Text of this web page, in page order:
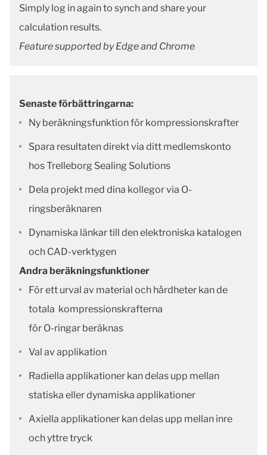
Simply log in again to synch and share your
calculation results.
Feature supported by Edge and Chrome
Senaste förbättringarna:
Ny beräkningsfunktion för kompressionskrafter
Spara resultaten direkt via ditt medlemskonto
hos Trelleborg Sealing Solutions
Dela projekt med dina kollegor via O-
ringsberäknaren
Dynamiska länkar till den elektroniska katalogen
och CAD-verktygen
Andra beräkningsfunktioner
För ett urval av material och hårdheter kan de
totala kompressionskrafterna
för O-ringar beräknas
Val av applikation
Radiella applikationer kan delas upp mellan
statiska eller dynamiska applikationer
Axiella applikationer kan delas upp mellan inre
och yttre tryck